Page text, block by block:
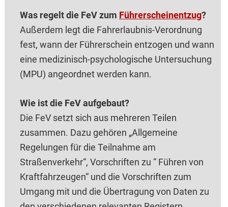
Was regelt die FeV zum Führerscheinentzug?
Außerdem legt die Fahrerlaubnis-Verordnung
fest, wann der Führerschein entzogen und wann
eine medizinisch-psychologische Untersuchung
(MPU) angeordnet werden kann.
Wie ist die FeV aufgebaut?
Die FeV setzt sich aus mehreren Teilen
zusammen. Dazu gehören „Allgemeine
Regelungen für die Teilnahme am
Straßenverkehr“, Vorschriften zu “ Führen von
Kraftfahrzeugen“ und die Vorschriften zum
Umgang mit und die Übertragung von Daten zu